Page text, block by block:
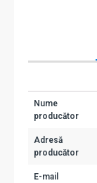
Nume
producător
Adresă
producător
E-mail